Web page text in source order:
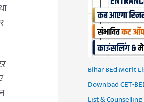
Bihar BEd Merit
Download CET-
List &